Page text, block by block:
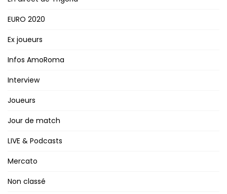
EURO 2020
Ex joueurs
Infos AmoRoma
Interview
Joueurs
Jour de match
LIVE & Podcasts
Mercato
Non classé